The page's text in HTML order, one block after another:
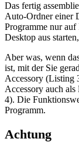
Das fertig
Auto-Ordner einer
Programme nur auf
Desktop aus
Aber was, wenn
ist, mit der Sie
Accessory (Listing
Accessory auch
4). Die
Programm.
Achtung